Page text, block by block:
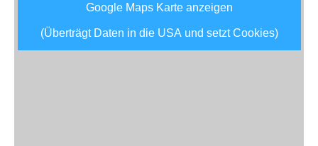
Google Maps Karte anzeigen
(Überträgt Daten in die USA und setzt Cookies)